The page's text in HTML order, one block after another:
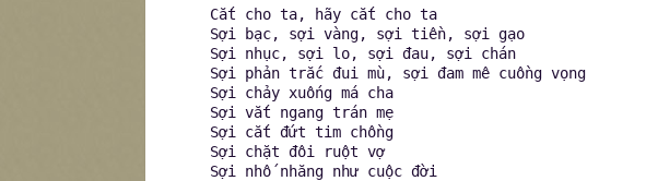
Cắt cho ta, hãy cắt cho ta
Sợi bạc, sợi vàng, sợi tiền, sợi gạo
Sợi nhục, sợi lo, sợi đau, sợi chán
Sợi phản trắc đui mù, sợi đam mê cuồng vọng
Sợi chảy xuống má cha
Sợi vắt ngang trán mẹ
Sợi cắt đứt tim chồng
Sợi chặt đôi ruột vợ
Sợi nhố nhăng như cuộc đời